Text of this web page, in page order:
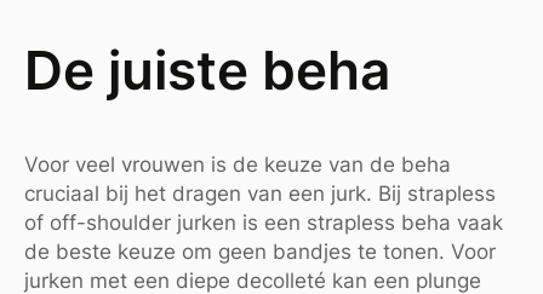
De juiste beha
Voor veel vrouwen is de keuze van de beha
cruciaal bij het dragen van een jurk. Bij strapless
of off-shoulder jurken is een strapless beha vaak
de beste keuze om geen bandjes te tonen. Voor
jurken met een diepe decolleté kan een plunge